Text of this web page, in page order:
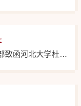
致函河北大学杜浩